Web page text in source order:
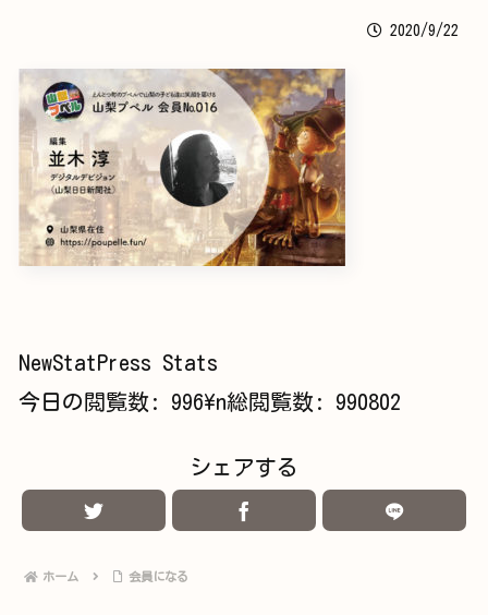
2020/9/22
NewStatPress Stats
今日の閲覧数: 996\n総閲覧数: 990802
シェアする
ホーム 会員になる